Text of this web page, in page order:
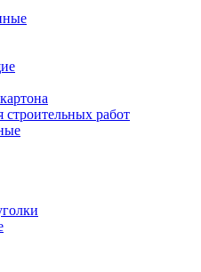
строительных работ